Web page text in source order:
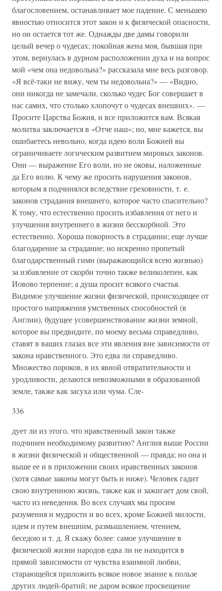
благословением, останавливает мое падение. С меньшею
явностью относится этот закон и к физической опасности,
но он остается тот же. Однажды две дамы говорили
целый вечер о чудесах; покойная жена моя, бывшая при
этом, вернулась в дурном расположении духа и на вопрос
мой «чем она недовольна?» рассказала мне весь разговор.
«Я всё-таки не вижу, чем ты недовольна?» — «Видно,
они никогда не замечали, сколько чудес Бог совершает в
нас самих, что столько хлопочут о чудесах внешних». —
Просите Царства Божия, и все приложится вам. Всякая
молитва заключается в «Отче наш»; но, мне кажется, вы
ошибаетесь невольно, когда идею воли Божией вы
ограничиваете логическим развитием мировых законов.
Они — выражение Его воли, но не оковы, наложенные
да Его волю. К чему же просить нарушения законов,
которым я подчинялся вследствие греховности, т. е.
законов страдания внешнего, которое часто спасительно?
К тому, что естественно просить избавления от него и
улучшения внутреннего в жизни бесскорбной. Это
естественно. Хороша покорность в страдании; еще лучше
благодарение за страдание; но искренно пропетый
благодарственный гимн (выражающийся всею жизнью)
за избавление от скорби точно также великолепен, как
Иовово терпение; а душа просит всякого счастья.
Видимое улучшение жизни физической, происходящее от
простого напряжения умственных способностей (в
Англии), будущее усовершенствование жизни земной,
которое вы предвидите, по моему весьма справедливо,
ставят в ваших глазах все эти явления вне зависимости от
закона нравственного. Это едва ли справедливо.
Множество пороков, в их явной отвратительности и
уродливости, делаются невозможными в образованной
земле, также как засуха или чума. Сле-
336
дует ли из этого, что нравственный закон также
подчинен необходимому развитию? Англия выше России
в жизни физической и общественной — правда; но она и
выше ее и в приложении своих нравственных законов
(хотя самые законы могут быть и ниже). Человек гадит
свою внутреннюю жизнь, также как и зажигает дом свой,
часто из неведения. Во всех случаях мы просим
разумения и мудрости и во всех, кроме Божией милости,
идем и путем внешним, размышлением, чтением,
беседою и т. д. Я скажу более: самое улучшение в
физической жизни народов едва ли не находится в
прямой зависимости от чувства взаимной любви,
старающейся приложить всякое новое знание к пользе
других людей-братий; не даром всякое просвещение